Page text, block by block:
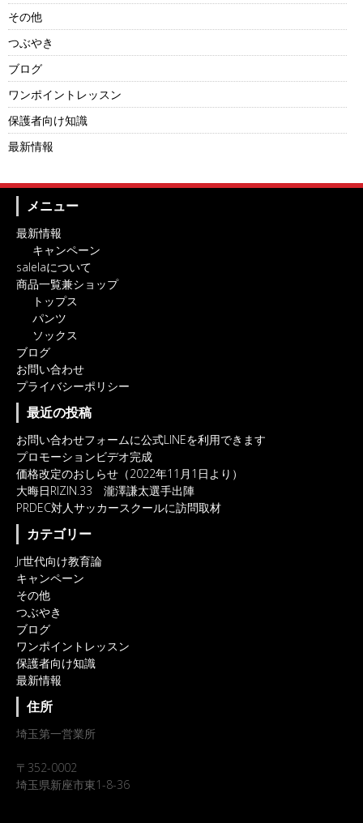
その他
つぶやき
ブログ
ワンポイントレッスン
保護者向け知識
最新情報
メニュー
最新情報
キャンペーン
salelaについて
商品一覧兼ショップ
トップス
パンツ
ソックス
ブログ
お問い合わせ
プライバシーポリシー
最近の投稿
お問い合わせフォームに公式LINEを利用できます
プロモーションビデオ完成
価格改定のおしらせ（2022年11月1日より）
大晦日RIZIN.33 瀧澤謙太選手出陣
PRDEC対人サッカースクールに訪問取材
カテゴリー
Jr世代向け教育論
キャンペーン
その他
つぶやき
ブログ
ワンポイントレッスン
保護者向け知識
最新情報
住所
埼玉第一営業所
〒352-0002
埼玉県新座市東1-8-36